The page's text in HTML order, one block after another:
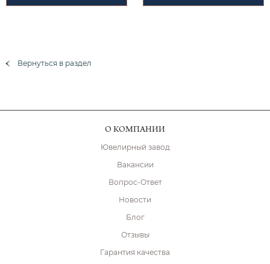
Вернуться в раздел
О КОМПАНИИ
Ювелирный завод
Вакансии
Вопрос-Ответ
Новости
Блог
Отзывы
Гарантия качества